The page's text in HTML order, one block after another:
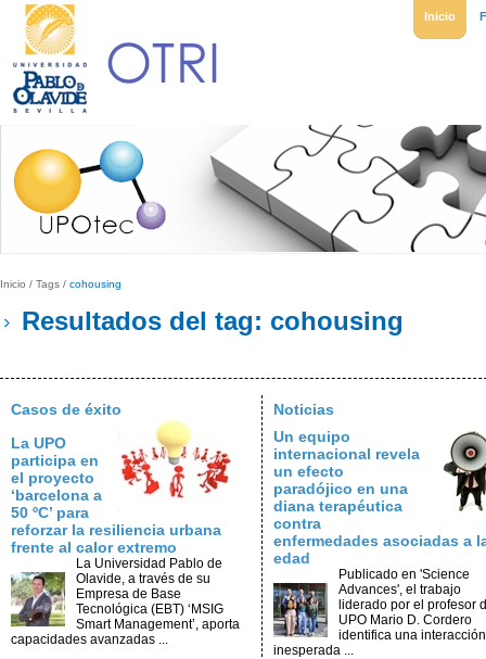
Inicio
Inicio / Tags / cohousing
Resultados del tag: cohousing
Casos de éxito
La UPO
participa en
el proyecto
‘barcelona a
50 ºC’ para
reforzar la resiliencia urbana
frente al calor extremo
La Universidad Pablo de
Olavide, a través de su
Empresa de Base
Tecnológica (EBT) ‘MSIG
Smart Management’, aporta
capacidades avanzadas ...
Noticias
Un equipo
internacional revela
un efecto
paradójico en una
diana terapéutica
contra
enfermedades asociadas a
edad
Publicado en 'Science
Advances', el trabajo
liderado por el profesor
UPO Mario D. Cordero
identifica una interacción
inesperada ...